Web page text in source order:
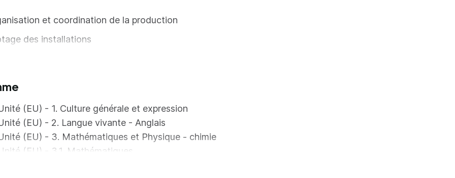
et coordination de la production
des installations
et assurer la traçabilité des informations
les risques
(EU) - 1. Culture générale et expression
(EU) - 2. Langue vivante - Anglais
(EU) - 3. Mathématiques et Physique - chimie
(EU) - 3.1. Mathématiques
(EU) - 3.2. Physique - chimie